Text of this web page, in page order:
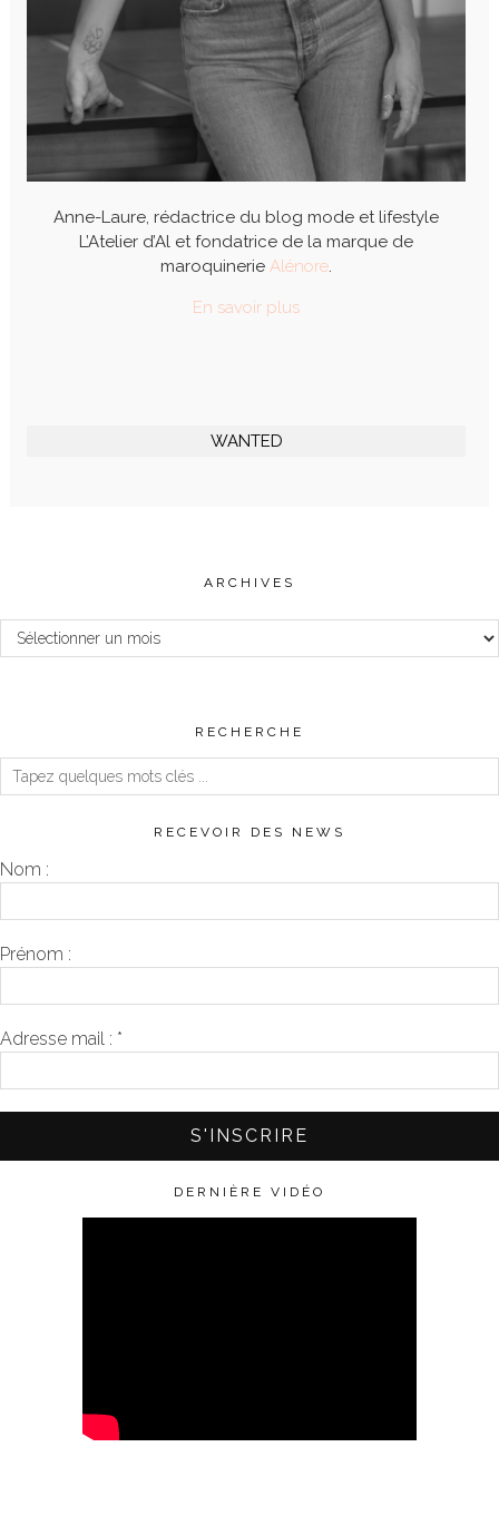
Anne-Laure, rédactrice du blog mode et lifestyle
L’Atelier d’Al et fondatrice de la marque de
maroquinerie Alénore.
En savoir plus
WANTED
ARCHIVES
Archives
RECHERCHE
RECEVOIR DES NEWS
Nom :
Prénom :
Adresse mail : *
DERNIÈRE VIDÉO